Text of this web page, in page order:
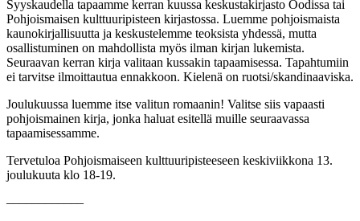
Syyskaudella tapaamme kerran kuussa keskustakirjasto Oodissa tai
Pohjoismaisen kulttuuripisteen kirjastossa. Luemme pohjoismaista
kaunokirjallisuutta ja keskustelemme teoksista yhdessä, mutta
osallistuminen on mahdollista myös ilman kirjan lukemista.
Seuraavan kerran kirja valitaan kussakin tapaamisessa. Tapahtumiin
ei tarvitse ilmoittautua ennakkoon. Kielenä on ruotsi/skandinaaviska.
Joulukuussa luemme itse valitun romaanin! Valitse siis vapaasti
pohjoismainen kirja, jonka haluat esitellä muille seuraavassa
tapaamisessamme.
Tervetuloa Pohjoismaiseen kulttuuripisteeseen keskiviikkona 13.
joulukuuta klo 18-19.
––––––––––––